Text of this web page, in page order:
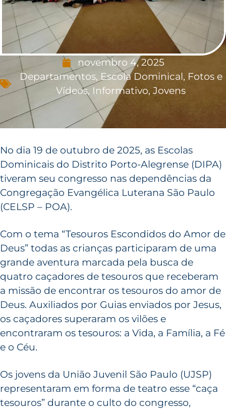
novembro 4, 2025
Departamentos, Escola Dominical, Fotos e
Vídeos, Informativo, Jovens
No dia 19 de outubro de 2025, as Escolas
Dominicais do Distrito Porto-Alegrense (DIPA)
tiveram seu congresso nas dependências da
Congregação Evangélica Luterana São Paulo
(CELSP – POA).
Com o tema “Tesouros Escondidos do Amor de
Deus” todas as crianças participaram de uma
grande aventura marcada pela busca de
quatro caçadores de tesouros que receberam
a missão de encontrar os tesouros do amor de
Deus. Auxiliados por Guias enviados por Jesus,
os caçadores superaram os vilões e
encontraram os tesouros: a Vida, a Família, a Fé
e o Céu.
Os jovens da União Juvenil São Paulo (UJSP)
representaram em forma de teatro esse “caça
tesouros” durante o culto do congresso,